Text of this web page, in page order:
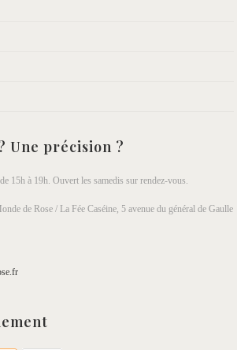
Une précision ?
15h à 19h. Ouvert les samedis sur rendez-vous.
de Rose / La Fée Caséine, 5 avenue du général de Gaulle